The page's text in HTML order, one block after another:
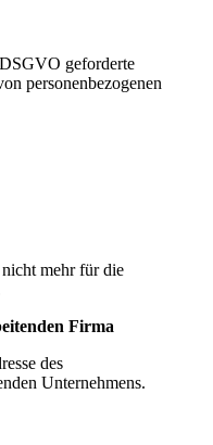
geforderte
personenbezogenen
mehr für die
Firma
des
Unternehmens.